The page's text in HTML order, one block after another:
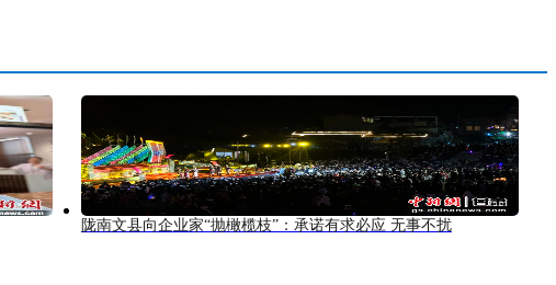
陇南文县向企业家“抛橄榄枝”：承诺有求必应 无事不扰